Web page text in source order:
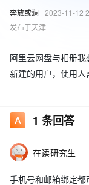
奔放或澜 2023-11-12
发布于天津
阿里云网盘与相册
新建的用户，使用人
1 条回答
在读研究生
手机号和邮箱绑定